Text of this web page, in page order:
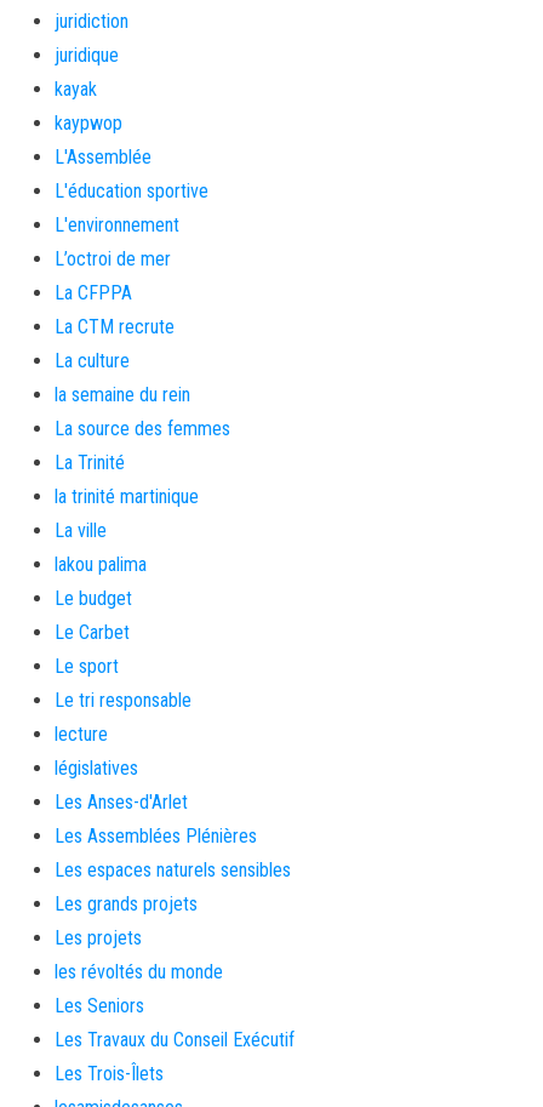
juridiction
juridique
kayak
kaypwop
L'Assemblée
L'éducation sportive
L'environnement
L’octroi de mer
La CFPPA
La CTM recrute
La culture
la semaine du rein
La source des femmes
La Trinité
la trinité martinique
La ville
lakou palima
Le budget
Le Carbet
Le sport
Le tri responsable
lecture
législatives
Les Anses-d'Arlet
Les Assemblées Plénières
Les espaces naturels sensibles
Les grands projets
Les projets
les révoltés du monde
Les Seniors
Les Travaux du Conseil Exécutif
Les Trois-Îlets